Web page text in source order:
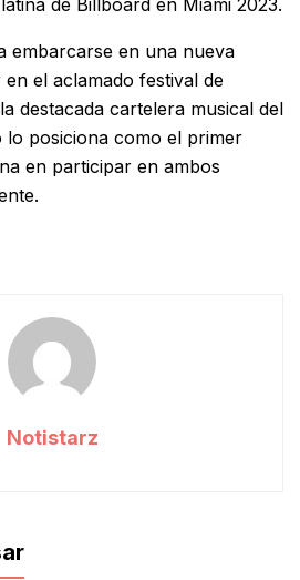
embarcarse en una nueva
el aclamado festival de
destacada cartelera musical del
lo posiciona como el primer
en participar en ambos
Notistarz